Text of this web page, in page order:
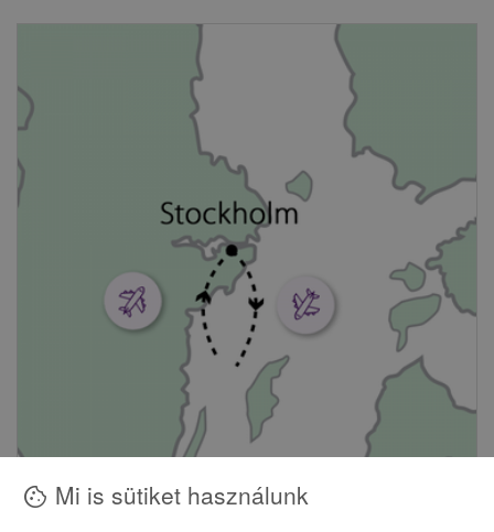
SKANDINÁVIA...
cookie Mi is sütiket használunk